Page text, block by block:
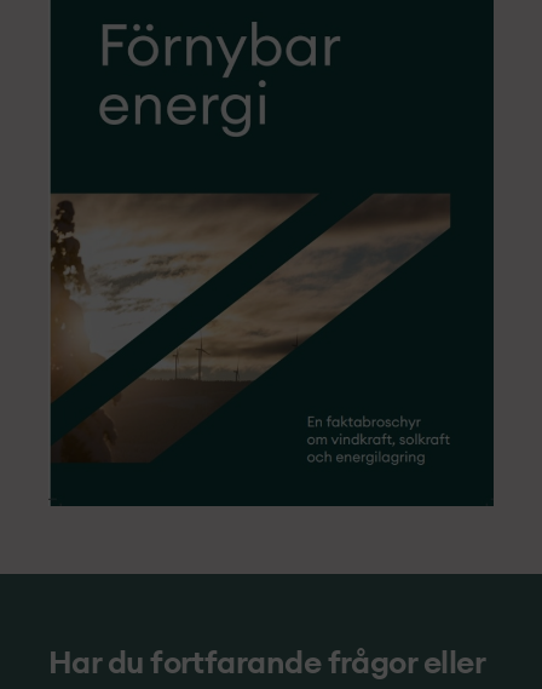
Har du fortfarande frågor eller